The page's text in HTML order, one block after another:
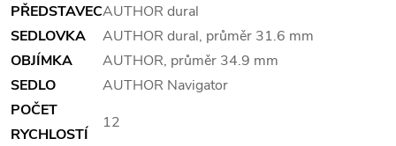
PŘEDSTAVECAUTHOR dural
SEDLOVKA
AUTHOR dural, průměr 31.6 mm
OBJÍMKA
AUTHOR, průměr 34.9 mm
SEDLO
AUTHOR Navigator
POČET
RYCHLOSTÍ
12